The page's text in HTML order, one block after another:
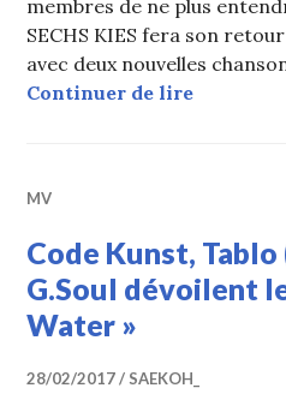
membres de ne plus
SECHS KIES fera son
avec deux nouvelles
Continuer de lireSECHS
MV
Code Kunst,
G.Soul dévoilent
Water »
28/02/2017 SAEKOH_